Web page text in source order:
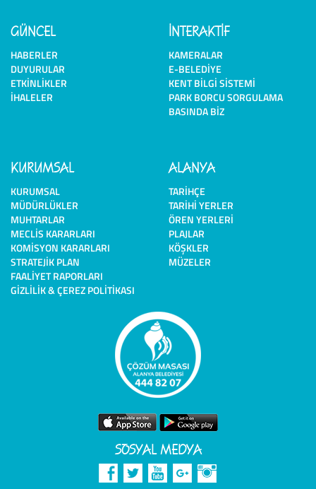
GÜNCEL
HABERLER
DUYURULAR
ETKINLIKLER
İHALELER
İNTERAKTİF
KAMERALAR
E-BELEDIYE
KENT BILGI SISTEMI
PARK BORCU SORGULAMA
BASINDA BIZ
KURUMSAL
KURUMSAL
MÜDÜRLÜKLER
MUHTARLAR
MECLIS KARARLARI
KOMISYON KARARLARI
STRATEJIK PLAN
FAALIYET RAPORLARI
GIZLILIK & ÇEREZ POLITIKASI
ALANYA
TARIHÇE
TARIHI YERLER
ÖREN YERLERI
PLAJLAR
KÖŞKLER
MÜZELER
SOSYAL MEDYA